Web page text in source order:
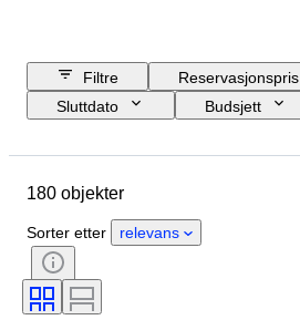
Filtre
Reservasjonspris
Sluttdato
Budsjett
Materiale
Sertifisering
Stil
Teknikk
Utgave nr
Original / kopi
180 objekter
Sorter etter relevans